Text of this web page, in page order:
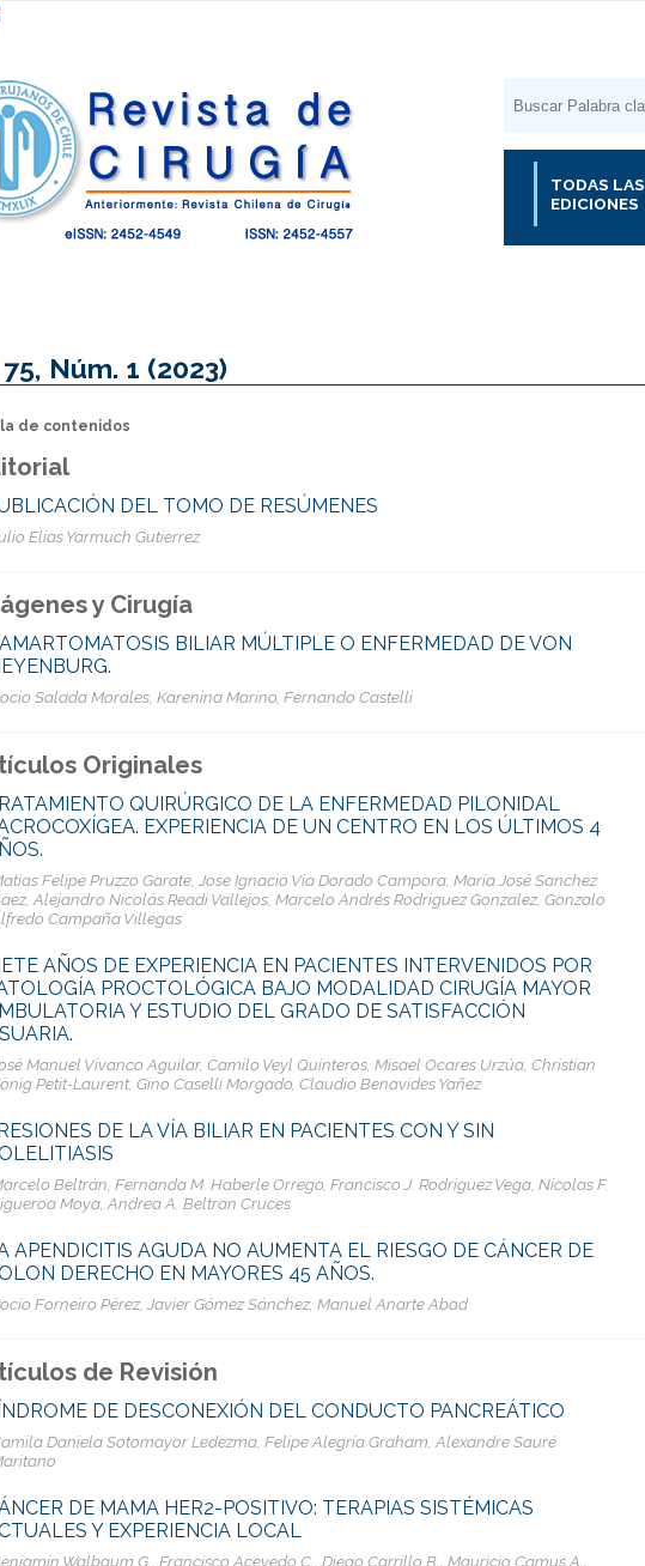
TODAS LAS
EDICIONES
Núm. 1 (2023)
de contenidos
DEL TOMO DE RESÚMENES
Elias Yarmuch Gutierrez
y Cirugía
BILIAR MÚLTIPLE O ENFERMEDAD DE VON
Salada Morales, Karenina Marino, Fernando Castelli
Originales
QUIRÚRGICO DE LA ENFERMEDAD PILONIDAL
EXPERIENCIA DE UN CENTRO EN LOS ÚLTIMOS 4
Felipe Pruzzo Garate, Jose Ignacio Via Dorado Campora, María José Sanchez
Alejandro Nicolás Readi Vallejos, Marcelo Andrés Rodriguez Gonzalez, Gonzalo
Campaña Villegas
AÑOS DE EXPERIENCIA EN PACIENTES INTERVENIDOS POR
PROCTOLÓGICA BAJO MODALIDAD CIRUGÍA MAYOR
Y ESTUDIO DEL GRADO DE SATISFACCIÓN
Manuel Vivanco Aguilar, Camilo Veyl Quinteros, Misael Ocares Urzúa, Christian
Petit-Laurent, Gino Caselli Morgado, Claudio Benavides Yañez
DE LA VÍA BILIAR EN PACIENTES CON Y SIN
Beltrán, Fernanda M. Haberle Orrego, Francisco J. Rodriguez Vega, Nicolas F.
Moya, Andrea A. Beltran Cruces
APENDICITIS AGUDA NO AUMENTA EL RIESGO DE CÁNCER DE
DERECHO EN MAYORES 45 AÑOS.
Forneiro Pérez, Javier Gómez Sánchez, Manuel Anarte Abad
de Revisión
DE DESCONEXIÓN DEL CONDUCTO PANCREÁTICO
Daniela Sotomayor Ledezma, Felipe Alegría Graham, Alexandre Sauré
DE MAMA HER2-POSITIVO: TERAPIAS SISTÉMICAS
Y EXPERIENCIA LOCAL
Walbaum G., Francisco Acevedo C., Diego Carrillo B., Mauricio Camus A.,